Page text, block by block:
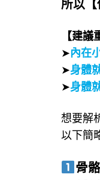
【建議
➤內在
➤身體
➤身體
想要解
以下簡
骨